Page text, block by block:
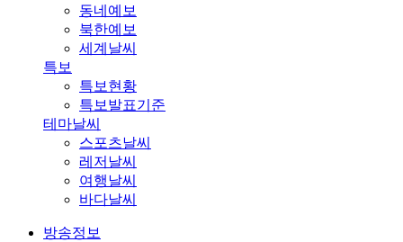
동네예보
북한예보
세계날씨
특보
특보현황
특보발표기준
테마날씨
스포츠날씨
레저날씨
여행날씨
바다날씨
방송정보